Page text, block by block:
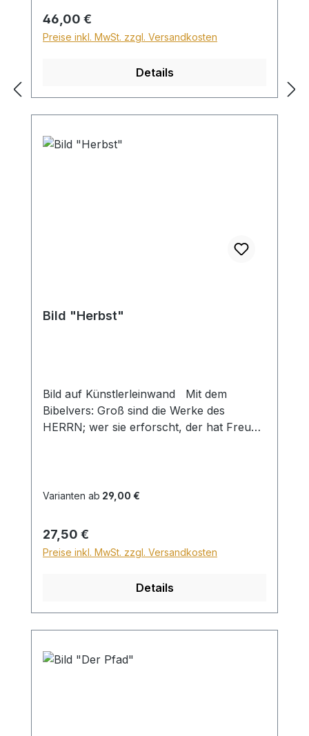
Sperrgutzuschlag 30€.
Regulärer Preis:
46,00 €
Preise inkl. MwSt. zzgl. Versandkosten
Details
Bild "Herbst"
Bild auf Künstlerleinwand Mit dem
Bibelvers: Groß sind die Werke des
HERRN; wer sie erforscht, der hat Freude
innerhalb Deutschlands ein Zuschlag für
Für den Versand ins Ausland beträgt der
Sperrgutzuschlag 30€.
Varianten ab 29,00 €
Regulärer Preis:
27,50 €
Preise inkl. MwSt. zzgl. Versandkosten
Details